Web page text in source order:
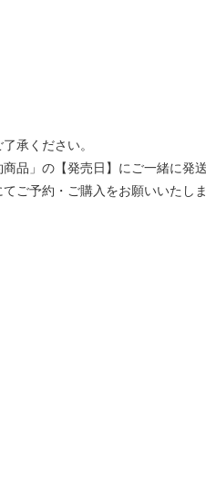
承ください。
」の【発売日】にご一緒に発
ご予約・ご購入をお願いいたしま